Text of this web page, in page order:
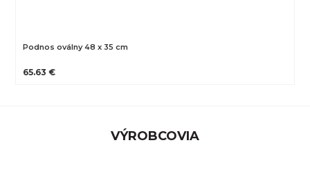
Podnos oválny 48 x 35 cm
65.63 €
VÝROBCOVIA